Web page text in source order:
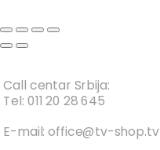
Call centar Srbija:
Tel: 011 20 28 645
E-mail: office@tv-shop.tv